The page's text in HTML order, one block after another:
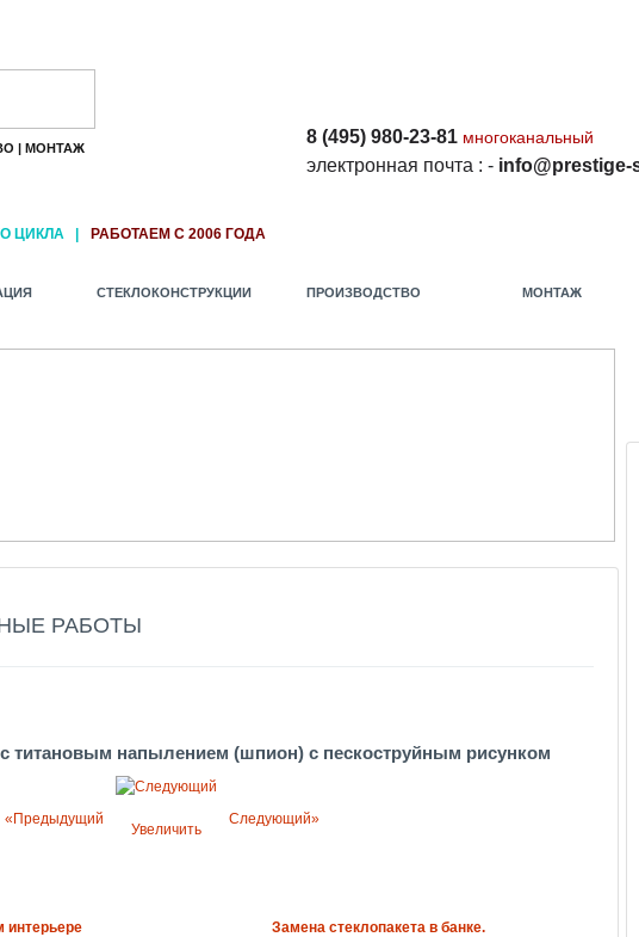
| МОНТАЖ
ЦИКЛА| РАБОТАЕМ С 2006 ГОДА
8 (495) 980-23-81 многоканальный
электронная почта : - info@prestige-
СТЕКЛОКОНСТРУКЦИИ ПРОИЗВОДСТВО МОНТАЖ
РАБОТЫ
титановым напылением (шпион) с пескоструйным рисунком
«Предыдущий
Увеличить
Следующий»
интерьере Замена стеклопакета в банке.